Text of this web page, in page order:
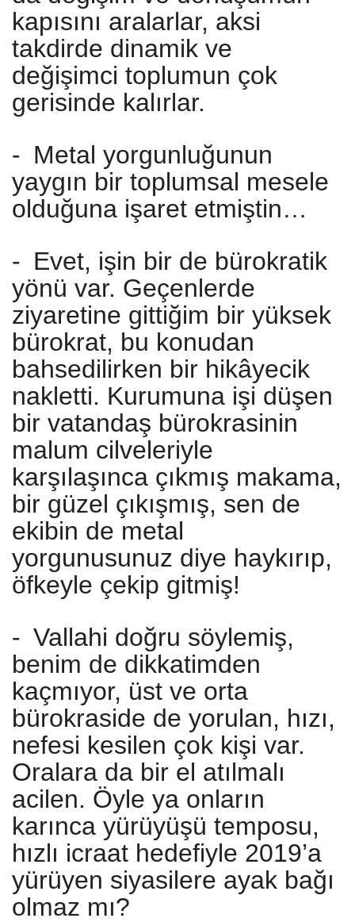
kapısını aralarlar, aksi
takdirde dinamik ve
değişimci toplumun çok
gerisinde kalırlar.
- Metal yorgunluğunun
yaygın bir toplumsal mesele
olduğuna işaret etmiştin…
- Evet, işin bir de bürokratik
yönü var. Geçenlerde
ziyaretine gittiğim bir yüksek
bürokrat, bu konudan
bahsedilirken bir hikâyecik
nakletti. Kurumuna işi düşen
bir vatandaş bürokrasinin
malum cilveleriyle
karşılaşınca çıkmış makama,
bir güzel çıkışmış, sen de
ekibin de metal
yorgunusunuz diye haykırıp,
öfkeyle çekip gitmiş!
- Vallahi doğru söylemiş,
benim de dikkatimden
kaçmıyor, üst ve orta
bürokraside de yorulan, hızı,
nefesi kesilen çok kişi var.
Oralara da bir el atılmalı
acilen. Öyle ya onların
karınca yürüyüşü temposu,
hızlı icraat hedefiyle 2019’a
yürüyen siyasilere ayak bağı
olmaz mı?